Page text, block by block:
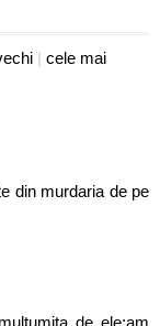
| cele mai
din murdaria de pe
de ele;am